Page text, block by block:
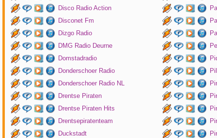
Disco Radio Action
Disconet Fm
Dizgo Radio
DMG Radio Deurne
Domstadradio
Donderschoer Radio
Donderschoer Radio NL
Drentse Piraten
Drentse Piraten Hits
Drentsepiratenteam
Duckstadt